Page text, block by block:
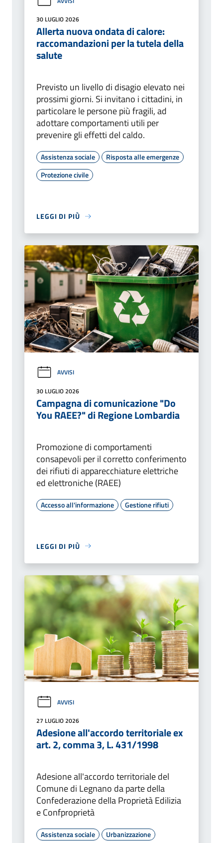
30 LUGLIO 2026
Allerta nuova ondata di calore:
raccomandazioni per la tutela della
salute
Previsto un livello di disagio elevato nei
prossimi giorni. Si invitano i cittadini, in
particolare le persone più fragili, ad
adottare comportamenti utili per
prevenire gli effetti del caldo.
Assistenza sociale
Risposta alle emergenze
Protezione civile
LEGGI DI PIÙ
AVVISI
30 LUGLIO 2026
Campagna di comunicazione "Do
You RAEE?" di Regione Lombardia
Promozione di comportamenti
consapevoli per il corretto conferimento
dei rifiuti di apparecchiature elettriche
ed elettroniche (RAEE)
Accesso all'informazione Gestione rifiuti
LEGGI DI PIÙ
AVVISI
27 LUGLIO 2026
Adesione all'accordo territoriale ex
art. 2, comma 3, L. 431/1998
Adesione all'accordo territoriale del
Comune di Legnano da parte della
Confederazione della Proprietà Edilizia
e Confproprietà
Assistenza sociale Urbanizzazione